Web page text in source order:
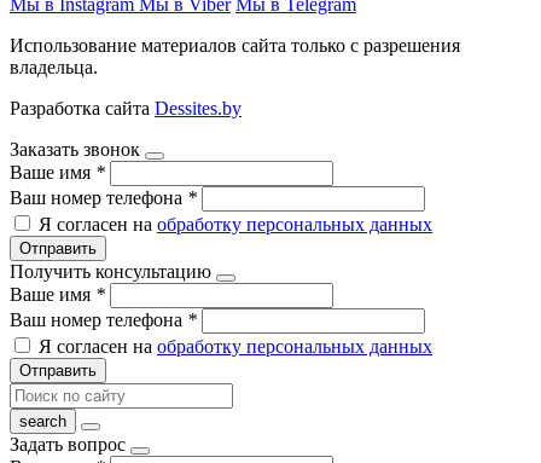
Использование материалов сайта только с разрешения
владельца.
Разработка сайта Dessites.by
Заказать звонок
Ваше имя *
Ваш номер телефона *
Я согласен на обработку персональных данных
Отправить
Получить консультацию
Ваше имя *
Ваш номер телефона *
Я согласен на обработку персональных данных
Отправить
Задать вопрос